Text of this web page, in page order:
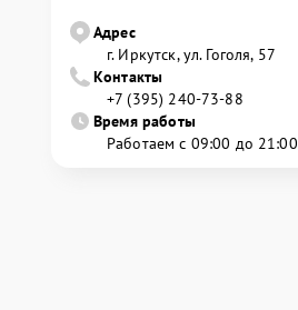
Адрес
г. Иркутск, ул. ​Гоголя, 57
Контакты
+7 (395) 240-73-88
Время работы
Работаем с 09:00 до 21:00